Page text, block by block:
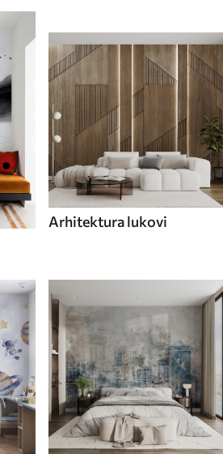
Arhitektura lukovi